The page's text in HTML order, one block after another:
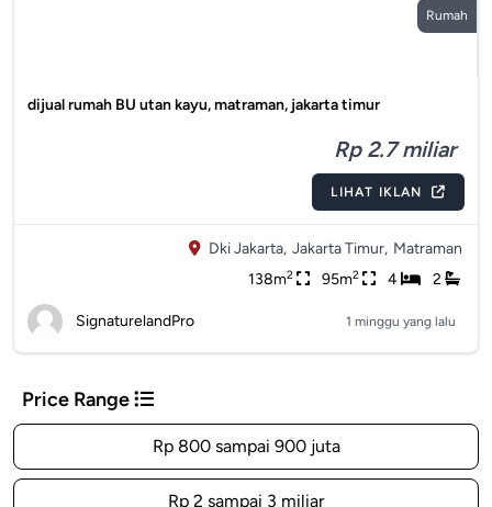
Rumah
dijual rumah BU utan kayu, matraman, jakarta timur
Rp 2.7 miliar
LIHAT IKLAN
Dki Jakarta, Jakarta Timur, Matraman
138m2 95m2 4 2
SignaturelandPro 1 minggu yang lalu
Price Range
Rp 800 sampai 900 juta
Rp 2 sampai 3 miliar